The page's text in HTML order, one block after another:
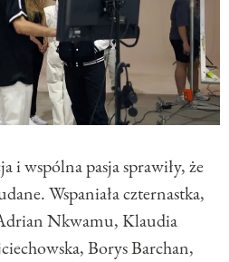
i wspólna pasja sprawiły, że
Wspaniała czternastka,
Nkwamu, Klaudia
Borys Barchan,